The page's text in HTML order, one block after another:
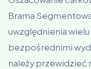
Brama
uwzględnienia
bezpośrednimi
należy przewidzieć